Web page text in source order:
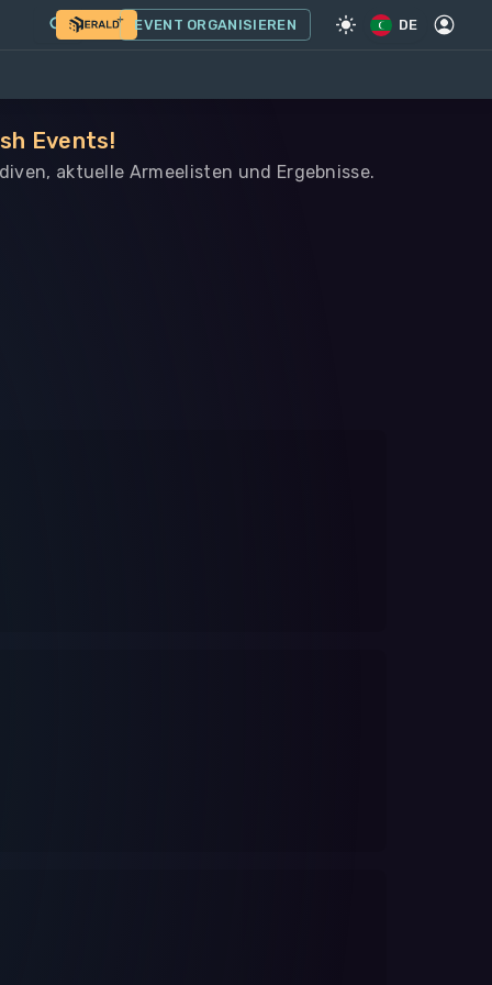
EVENT ORGANISIEREN DE
Events!
aktuelle Armeelisten und Ergebnisse.